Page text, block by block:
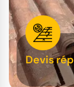
Devis